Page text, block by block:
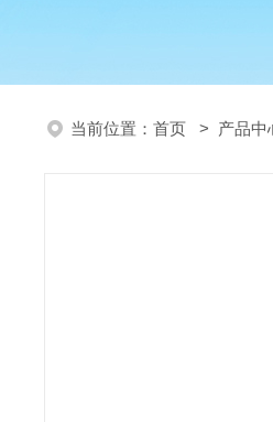
当前位置： 首页 > 产品中